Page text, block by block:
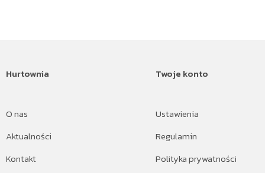
Hurtownia
O nas
Aktualności
Kontakt
Twoje konto
Ustawienia
Regulamin
Polityka prywatności